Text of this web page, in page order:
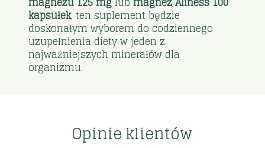
kapsułek, ten suplement będzie
doskonałym wyborem do codziennego
uzupełnienia diety w jeden z
najważniejszych minerałów dla
organizmu.
Opinie klientów